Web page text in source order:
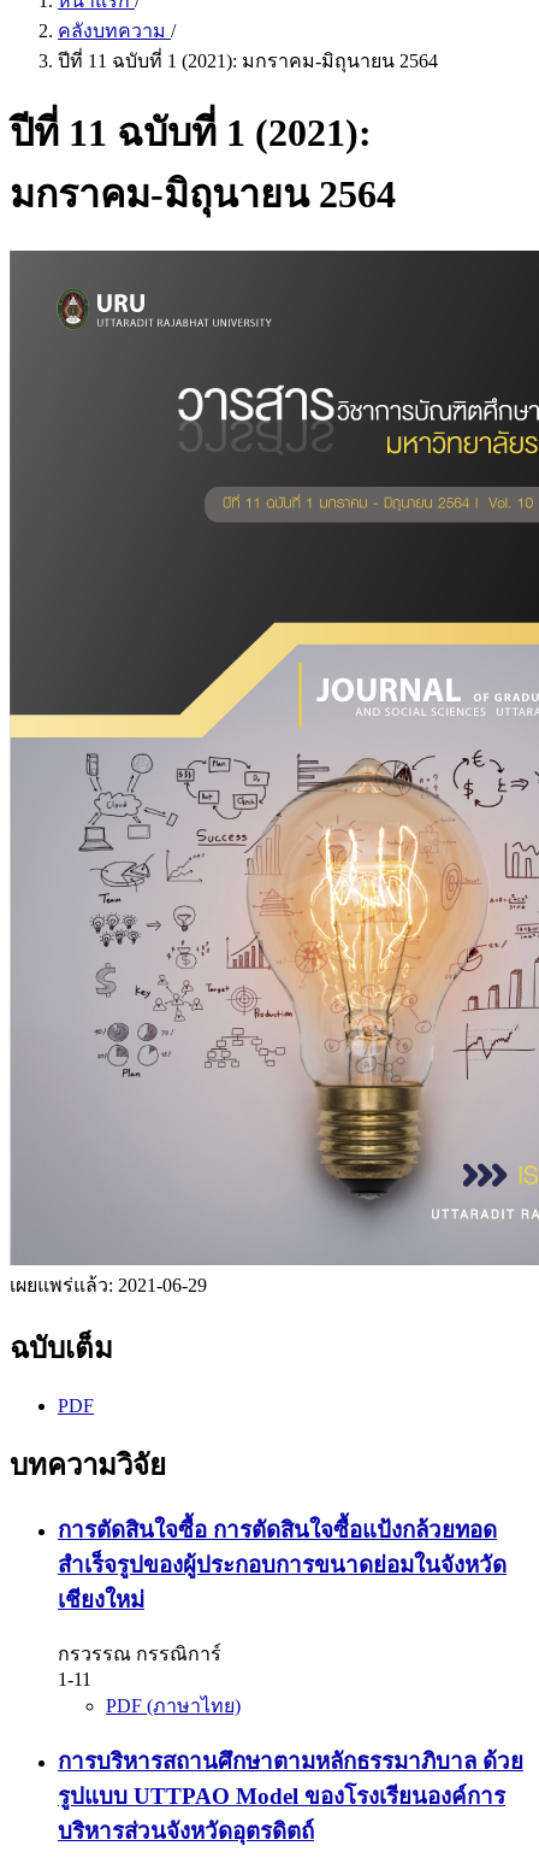
คลังบทความ /
ปีที่ 11 ฉบับที่ 1 (2021): มกราคม-มิถุนายน 2564
ปีที่ 11 ฉบับที่ 1 (2021):
มกราคม-มิถุนายน 2564
เผยแพร่แล้ว: 2021-06-29
ฉบับเต็ม
PDF
บทความวิจัย
การตัดสินใจซื้อ การตัดสินใจซื้อแป้งกล้วยทอด
สำเร็จรูปของผู้ประกอบการขนาดย่อมในจังหวัด
เชียงใหม่
กรวรรณ กรรณิการ์
1-11
PDF (ภาษาไทย)
การบริหารสถานศึกษาตามหลักธรรมาภิบาล ด้วย
รูปแบบ UTTPAO Model ของโรงเรียนองค์การ
บริหารส่วนจังหวัดอุตรดิตถ์